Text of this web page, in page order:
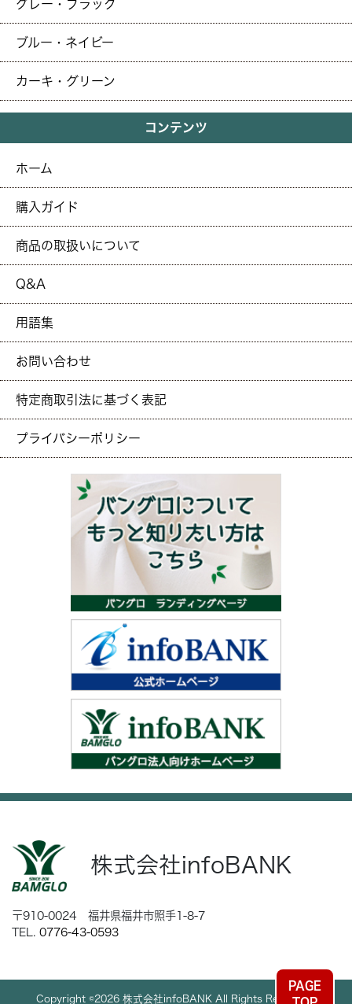
グレー・ブラック
ブルー・ネイビー
カーキ・グリーン
コンテンツ
ホーム
購入ガイド
商品の取扱いについて
Q&A
用語集
お問い合わせ
特定商取引法に基づく表記
プライバシーポリシー
PAGE
株式会社infoBANK
〒910-0024 福井県福井市照手1-8-7
TEL. 0776-43-0593
Copyright ©2026 株式会社infoBANK All Rights Reserved.